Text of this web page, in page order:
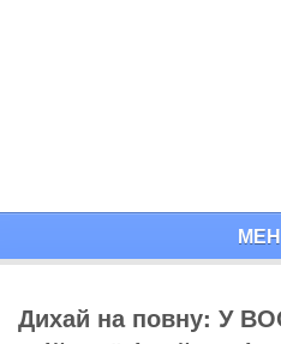
Дихай на повну: У